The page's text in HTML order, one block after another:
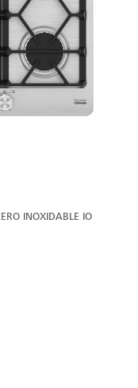
INOXIDABLE IO